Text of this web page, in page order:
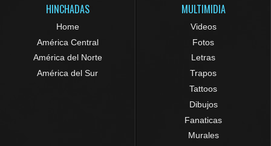
HINCHADAS
Home
América Central
América del Norte
América del Sur
MULTIMIDIA
Videos
Fotos
Letras
Trapos
Tattoos
Dibujos
Fanaticas
Murales